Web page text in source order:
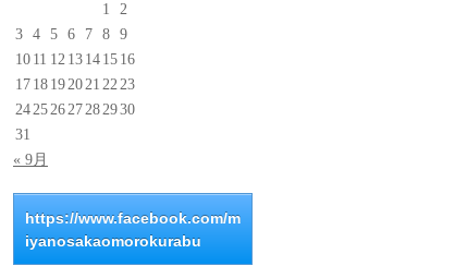
1
2
3 4 5 6 7 8 9
10 11 12 13 14 15 16
17 18 192021 2223
24252627282930
31
« 9月
https://www.facebook.com/m
iyanosakaomorokurabu